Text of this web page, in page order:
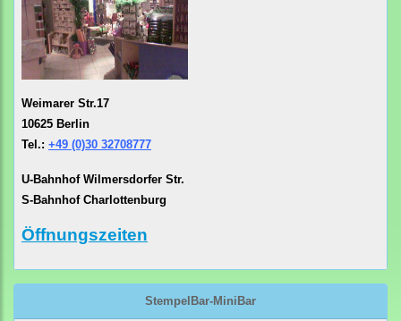
Weimarer Str.17
10625 Berlin
Tel.: +49 (0)30 32708777
U-Bahnhof Wilmersdorfer Str.
S-Bahnhof Charlottenburg
Öffnungszeiten
StempelBar-MiniBar